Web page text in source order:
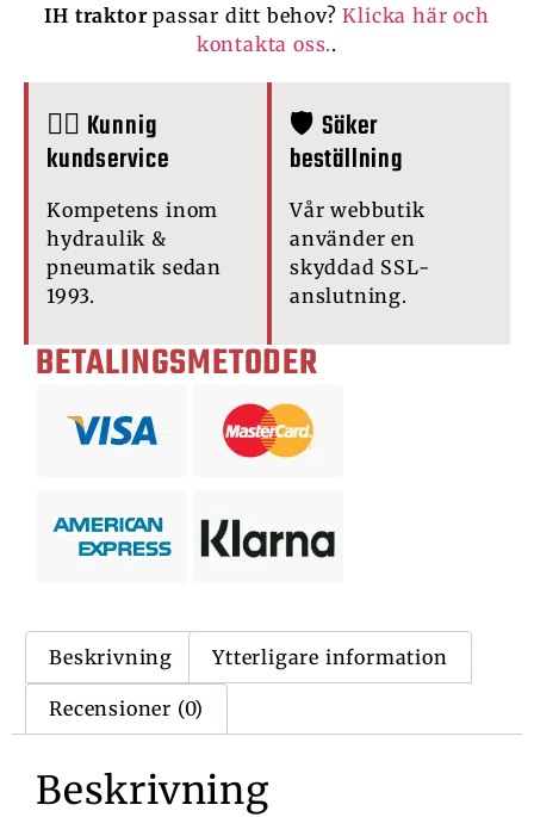
IH traktorpassar ditt behov?Klicka här och
kontakta oss..
🙋‍♂️ Kunnig
kundservice
Kompetens inom
hydraulik &
pneumatik sedan
1993.
🛡️ Säker
beställning
Vår webbutik
använder en
skyddad SSL-
anslutning.
BETALINGSMETODER
Beskrivning Ytterligare information
Recensioner (0)
Beskrivning